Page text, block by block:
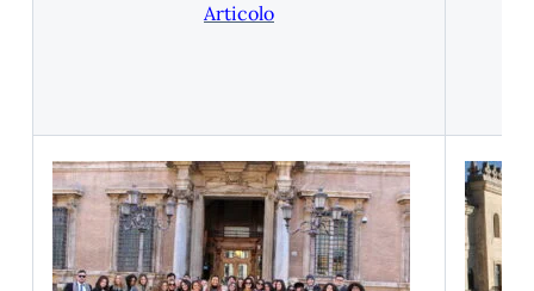
Articolo